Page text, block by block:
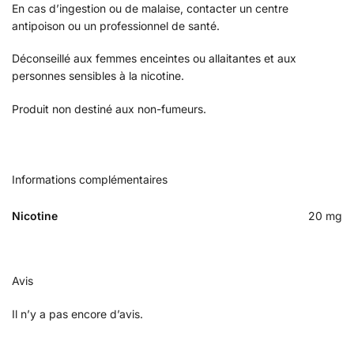
En cas d’ingestion ou de malaise, contacter un centre
antipoison ou un professionnel de santé.
Déconseillé aux femmes enceintes ou allaitantes et aux
personnes sensibles à la nicotine.
Produit non destiné aux non-fumeurs.
Informations complémentaires
Nicotine 20 mg
Avis
Il n’y a pas encore d’avis.